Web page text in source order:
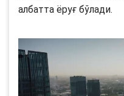
албатта ёруғ бўлади.